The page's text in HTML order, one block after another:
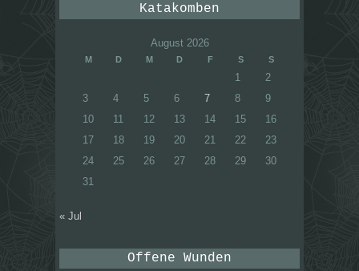
Katakomben
August 2026
M D M D F S S
1
2
3
4 5 6 7 8
9
10
11 12 13 14 15
16
17
18 19 20 21 22
23
24
25 26 27 28 29
30
31
« Jul
Offene Wunden